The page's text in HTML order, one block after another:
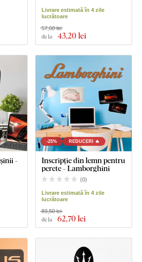
Livrare estimată în 4 zile
lucrătoare
de la 43,20 lei
57,60 lei
-
-25% REDUCERI 🔥
Inscripție din lemn pentru
perete - Lamborghini
(0)
Livrare estimată în 4 zile
lucrătoare
de la 62,70 lei
83,50 lei